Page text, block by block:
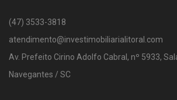
(47) 3533-3818
atendimento@investimobiliarialitoral.com
Av. Prefeito Cirino Adolfo Cabral, nº 5933,
Navegantes / SC